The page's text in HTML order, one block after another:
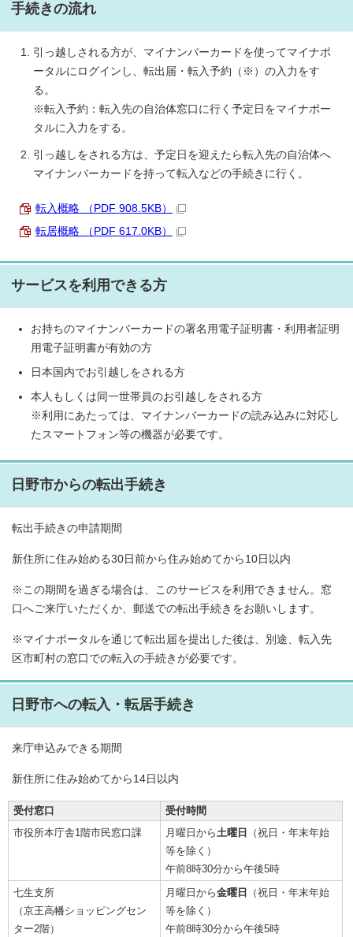
手続きの流れ
引っ越しされる方が、マイナンバーカードを使ってマイナポ
ータルにログインし、転出届・転入予約（※）の入力をす
る。
※転入予約：転入先の自治体窓口に行く予定日をマイナポー
タルに入力をする。
引っ越しをされる方は、予定日を迎えたら転入先の自治体へ
マイナンバーカードを持って転入などの手続きに行く。
転入概略 （PDF 908.5KB）
転居概略 （PDF 617.0KB）
サービスを利用できる方
お持ちのマイナンバーカードの署名用電子証明書・利用者証明
用電子証明書が有効の方
日本国内でお引越しをされる方
本人もしくは同一世帯員のお引越しをされる方
※利用にあたっては、マイナンバーカードの読み込みに対応し
たスマートフォン等の機器が必要です。
日野市からの転出手続き
転出手続きの申請期間
新住所に住み始める30日前から住み始めてから10日以内
※この期間を過ぎる場合は、このサービスを利用できません。窓
口へご来庁いただくか、郵送での転出手続きをお願いします。
※マイナポータルを通じて転出届を提出した後は、別途、転入先
区市町村の窓口での転入の手続きが必要です。
日野市への転入・転居手続き
来庁申込みできる期間
新住所に住み始めてから14日以内
受付窓口
受付時間
市役所本庁舎1階市民窓口課
月曜日から土曜日
（祝日・年末年始
等を除く）
午前8時30分から午後5時
七生支所
（京王高幡ショッピングセン
ター2階）
月曜日から金曜日
（祝日・年末年始
等を除く）
午前8時30分から午後5時